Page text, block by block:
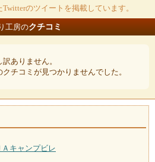
のツイートを掲載しています。
工房のクチコミ
訳ありません。
チコミが見つかりませんでした。
キャンプビレ